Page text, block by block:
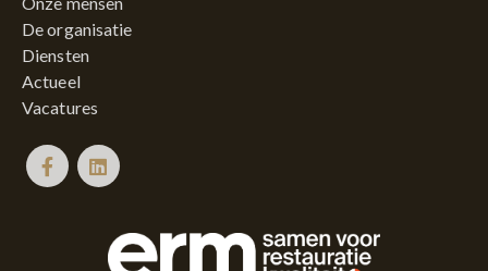
De organisatie
Diensten
Actueel
Vacatures